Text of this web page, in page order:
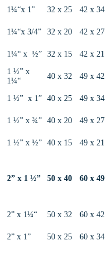
1¼“x 1”
32 x 25 42 x 34
1¼“x 3/4”
32 x 20 42 x 27
1¼“ x ½” 32 x 15 42 x 21
1 ½” x
1¼“
40 x 32 49 x 42
1 ½” x 1” 40 x 25 49 x 34
1 ½” x ¾” 40 x 20 49 x 27
1 ½” x ½” 40 x 15 49 x 21
2” x 1 ½” 50 x 40 60 x 49
2” x 1¼“ 50 x 32 60 x 42
2” x 1”
50 x 25 60 x 34